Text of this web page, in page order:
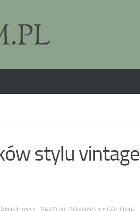
stylu vintage